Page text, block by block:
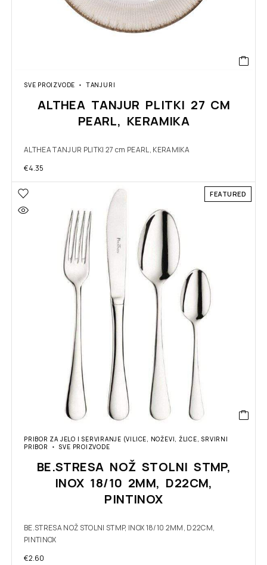
SVE PROIZVODE TANJURI
ALTHEA TANJUR PLITKI 27 CM
PEARL, KERAMIKA
ALTHEA TANJUR PLITKI 27 cm PEARL, KERAMIKA
€4.35
FEATURED
PRIBOR ZA JELO I SERVIRANJE (VILICE, NOŽEVI, ŽLICE, SRVIRNI
PRIBOR
SVE PROIZVODE
BE.STRESA NOŽ STOLNI STMP,
INOX 18/10 2MM, D22CM,
PINTINOX
BE.STRESA NOŽ STOLNI STMP, INOX 18/10 2MM, D22CM,
PINTINOX
€2.60